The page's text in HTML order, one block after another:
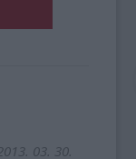
03. 30.